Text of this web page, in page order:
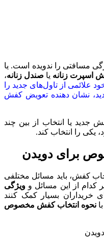
مسافتی را ندویده است. یا
اسپرت زنانه یا صندل زنانه،
علائمی از تاول‌های جدید را
نشان دهنده تعویض کفش
جدید یا انتخاب از بین چند
یکی را انتخاب کند.
برای دویدن
کفش، باید مسائل مختلفی
کدام از این مسائل و ویژگی
خریداران بسیار کمک کنند
نحوه انتخاب کفش مخصوص